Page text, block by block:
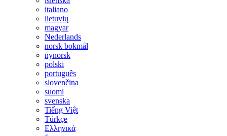
italiano
lietuvių
magyar
Nederlands
norsk bokmål
nynorsk
polski
português
slovenčina
suomi
svenska
Tiếng Việt
Türkçe
Ελληνικά